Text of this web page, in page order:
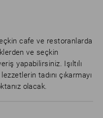
cafe ve restoranlarda
ve seçkin
yapabilirsiniz. Işıltılı
tadını çıkarmayı
olacak.